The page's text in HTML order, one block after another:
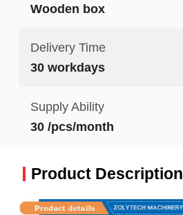
Wooden box
Delivery Time
30 workdays
Supply Ability
30 /pcs/month
Product Description